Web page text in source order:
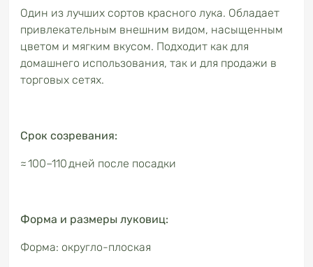
Один из лучших сортов красного лука. Обладает
привлекательным внешним видом, насыщенным
цветом и мягким вкусом. Подходит как для
домашнего использования, так и для продажи в
торговых сетях.
Срок созревания:
≈ 100–110 дней после посадки
Форма и размеры луковиц:
Форма: округло-плоская